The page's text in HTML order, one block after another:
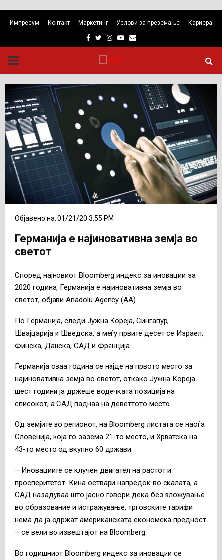
Импресум Контакт Маркетинг Услови за преземање Кариера
Facebook
TwitterInstagram
Youtube
Email
PRIMARY
MENU
Објавено на: 01/21/20 3:55 PM
Германија е најиновативна земја во
светот
Според најновиот Bloomberg индекс за иновации за
2020 година, Германија е најиновативна земја во
светот, објави Anadolu Agency (AA).
По Германија, следи Јужна Кореја, Сингапур,
Швајцарија и Шведска, а меѓу првите десет се Израел,
Финска, Данска, САД и Франција.
Германија оваа година се најде на првото место за
најиновативна земја во светот, откако Јужна Кореја
шест години ја држеше водечката позиција на
списокот, а САД паднаа на деветтото место.
Од земјите во регионот, на Bloomberg листата се наоѓа
Словенија, која го зазема 21-то место, и Хрватска на
43-то место од вкупно 60 држави.
– Иновациите се клучен двигател на растот и
просперитетот. Кина оствари напредок во скалата, а
САД назадуваа што јасно говори дека без вложување
во образование и истражување, трговските тарифи
нема да ја одржат американската економска предност
– се вели во извештајот на Bloomberg.
Во годишниот Bloomberg индекс за иновации се